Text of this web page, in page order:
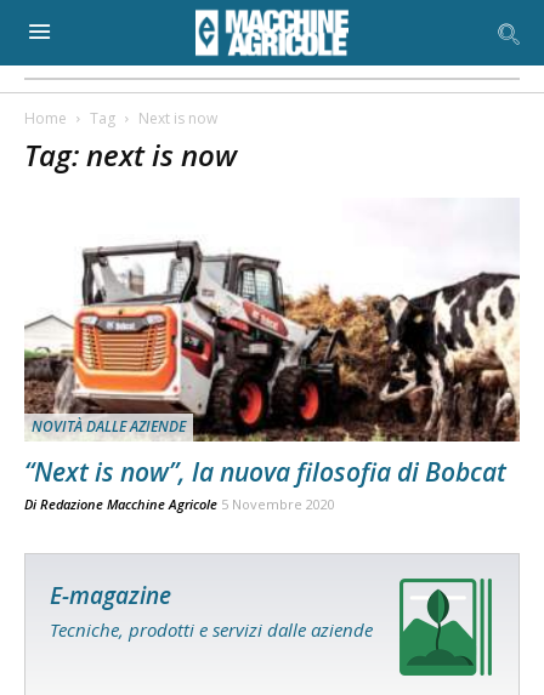
Home Tag Next is now
Tag: next is now
NOVITÀ DALLE AZIENDE
“Next is now”, la nuova filosofia di Bobcat
Di Redazione Macchine Agricole 5 Novembre 2020
E-magazine
Tecniche, prodotti e servizi dalle aziende